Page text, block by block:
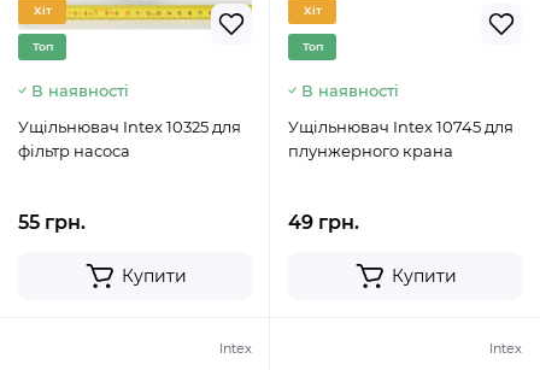
Хіт
Топ
В наявності
Ущільнювач Intex 10325 для
фільтр насоса
55 грн.
Купити
Хіт
Топ
В наявності
Ущільнювач Intex 10745 для
плунжерного крана
49 грн.
Купити
Intex Intex